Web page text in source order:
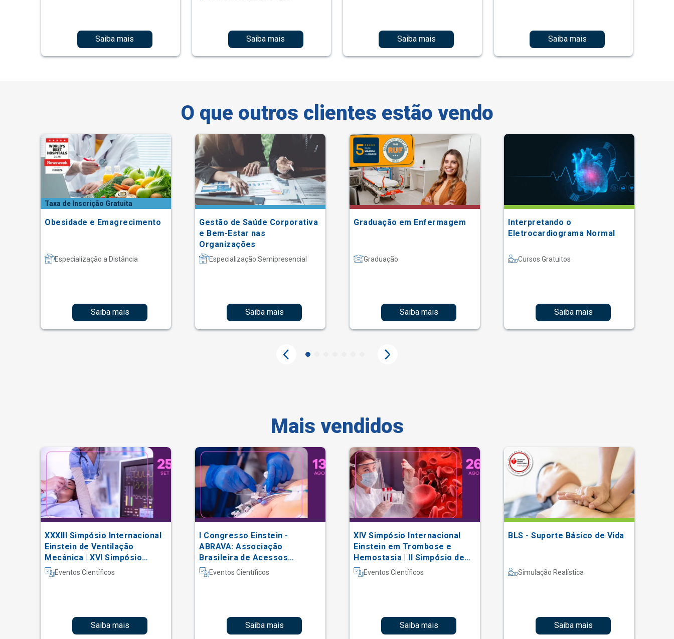
Saiba mais Saiba mais Saiba mais Saiba mais
O que outros clientes estão vendo
Taxa de Inscrição Gratuita
Obesidade e Emagrecimento
Especialização a Distância
Saiba mais
Gestão de Saúde Corporativa
e Bem-Estar nas
Organizações
Especialização Semipresencial
Saiba mais
Graduação em Enfermagem
Graduação
Saiba mais
Interpretando o
Eletrocardiograma Normal
Cursos Gratuitos
Saiba mais
Mais vendidos
XXXIII Simpósio Internacional
Einstein de Ventilação
Mecânica | XVI Simpósio
Internacional Einstein de
Fisioterapia em Terapia
Eventos Científicos
Saiba mais
I Congresso Einstein -
ABRAVA: Associação
Brasileira de Acessos
Vasculares
Eventos Científicos
Saiba mais
XIV Simpósio Internacional
Einstein em Trombose e
Hemostasia | II Simpósio de
Hematologia Laboratorial
Eventos Científicos
Saiba mais
BLS - Suporte Básico de Vida
Simulação Realística
Saiba mais